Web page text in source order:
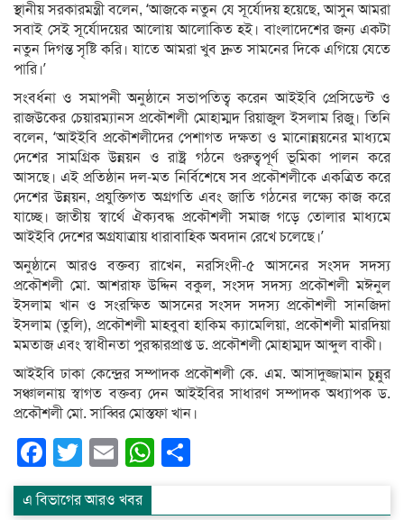
স্থানীয় সরকারমন্ত্রী বলেন, ‘আজকে নতুন যে সূর্যোদয় হয়েছে, আসুন আমরা
সবাই সেই সূর্যোদয়ের আলোয় আলোকিত হই। বাংলাদেশের জন্য একটা
নতুন দিগন্ত সৃষ্টি করি। যাতে আমরা খুব দ্রুত সামনের দিকে এগিয়ে যেতে
পারি।’
সংবর্ধনা ও সমাপনী অনুষ্ঠানে সভাপতিত্ব করেন আইইবি প্রেসিডেন্ট ও
রাজউকের চেয়ারম্যানস প্রকৌশলী মোহাম্মদ রিয়াজুল ইসলাম রিজু। তিনি
বলেন, ‘আইইবি প্রকৌশলীদের পেশাগত দক্ষতা ও মানোন্নয়নের মাধ্যমে
দেশের সামগ্রিক উন্নয়ন ও রাষ্ট্র গঠনে গুরুত্বপূর্ণ ভূমিকা পালন করে
আসছে। এই প্রতিষ্ঠান দল-মত নির্বিশেষে সব প্রকৌশলীকে একত্রিত করে
দেশের উন্নয়ন, প্রযুক্তিগত অগ্রগতি এবং জাতি গঠনের লক্ষ্যে কাজ করে
যাচ্ছে। জাতীয় স্বার্থে ঐক্যবদ্ধ প্রকৌশলী সমাজ গড়ে তোলার মাধ্যমে
আইইবি দেশের অগ্রযাত্রায় ধারাবাহিক অবদান রেখে চলেছে।’
অনুষ্ঠানে আরও বক্তব্য রাখেন, নরসিংদী-৫ আসনের সংসদ সদস্য
প্রকৌশলী মো. আশরাফ উদ্দিন বকুল, সংসদ সদস্য প্রকৌশলী মঈনুল
ইসলাম খান ও সংরক্ষিত আসনের সংসদ সদস্য প্রকৌশলী সানজিদা
ইসলাম (তুলি), প্রকৌশলী মাহবুবা হাকিম ক্যামেলিয়া, প্রকৌশলী মারদিয়া
মমতাজ এবং স্বাধীনতা পুরস্কারপ্রাপ্ত ড. প্রকৌশলী মোহাম্মদ আব্দুল বাকী।
আইইবি ঢাকা কেন্দ্রের সম্পাদক প্রকৌশলী কে. এম. আসাদুজ্জামান চুন্নুর
সঞ্চালনায় স্বাগত বক্তব্য দেন আইইবির সাধারণ সম্পাদক অধ্যাপক ড.
প্রকৌশলী মো. সাব্বির মোস্তফা খান।
Facebook
Twitter
EmailWhatsApp
এ বিভাগের আরও খবর